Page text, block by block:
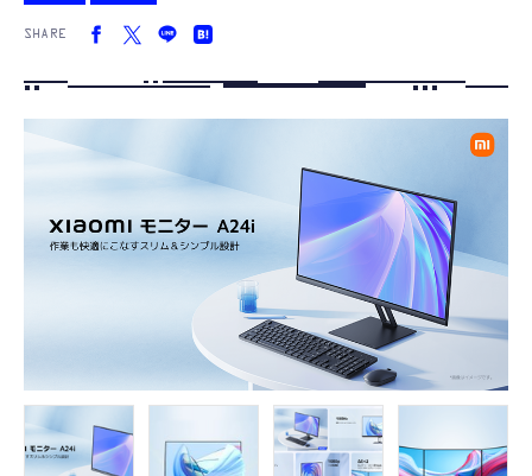
カルチャー
FOLLOW US
SHARE